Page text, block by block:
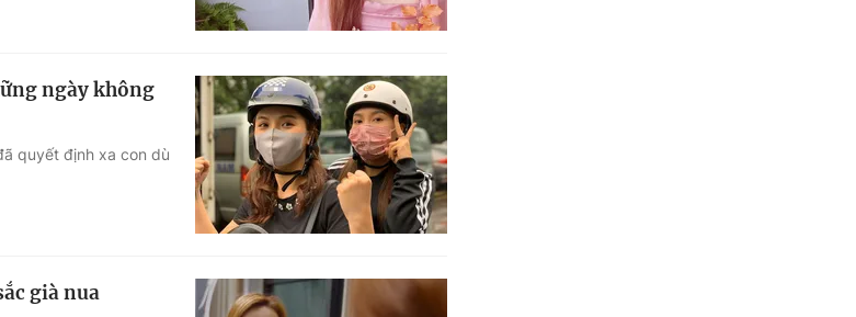
ngày không
quyết định xa con dù
già nua